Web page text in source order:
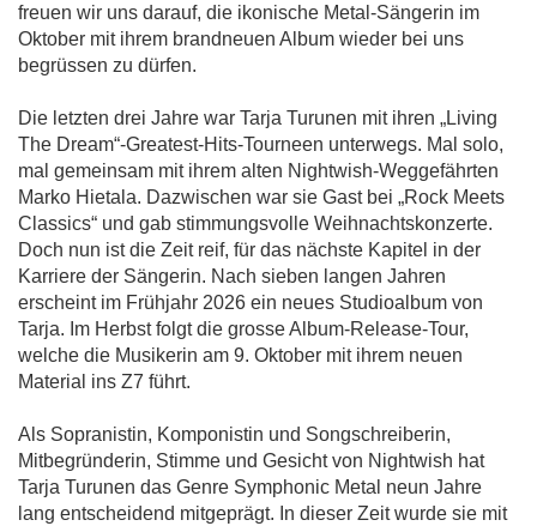
freuen wir uns darauf, die ikonische Metal-Sängerin im
Oktober mit ihrem brandneuen Album wieder bei uns
begrüssen zu dürfen.
Die letzten drei Jahre war Tarja Turunen mit ihren „Living
The Dream“-Greatest-Hits-Tourneen unterwegs. Mal solo,
mal gemeinsam mit ihrem alten Nightwish-Weggefährten
Marko Hietala. Dazwischen war sie Gast bei „Rock Meets
Classics“ und gab stimmungsvolle Weihnachtskonzerte.
Doch nun ist die Zeit reif, für das nächste Kapitel in der
Karriere der Sängerin. Nach sieben langen Jahren
erscheint im Frühjahr 2026 ein neues Studioalbum von
Tarja. Im Herbst folgt die grosse Album-Release-Tour,
welche die Musikerin am 9. Oktober mit ihrem neuen
Material ins Z7 führt.
Als Sopranistin, Komponistin und Songschreiberin,
Mitbegründerin, Stimme und Gesicht von Nightwish hat
Tarja Turunen das Genre Symphonic Metal neun Jahre
lang entscheidend mitgeprägt. In dieser Zeit wurde sie mit